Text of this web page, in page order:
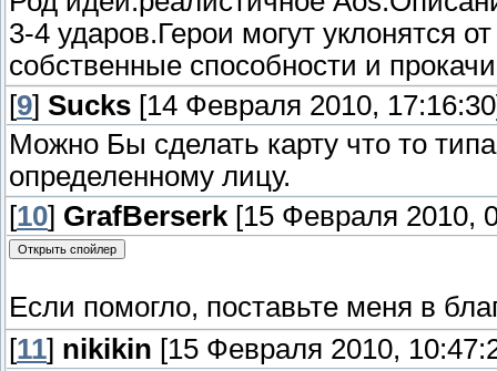
3-4 ударов.Герои могут уклонятся
собственные способности и
[9] Sucks [14 Февраля 2010,
Можно Бы сделать карту что то
определенному лицу.
[10] GrafBerserk [15 Февраля 2010,
Если помогло, поставьте меня в
[11] nikikin [15 Февраля 2010,